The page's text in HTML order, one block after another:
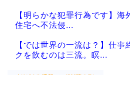
【明らかな犯罪行為です】
住宅へ不法侵...
【では世界の一流は？】仕
クを飲むのは三流。瞑...